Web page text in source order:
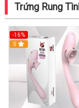
Trứng Rung
-16%
5